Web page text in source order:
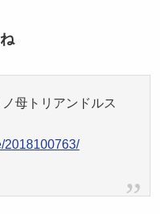
母トリアンドルス
2018100763/